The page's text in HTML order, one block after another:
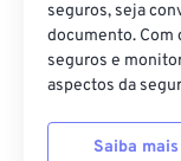
seguros, seja
documento. Com
seguros e
aspectos da
Saiba